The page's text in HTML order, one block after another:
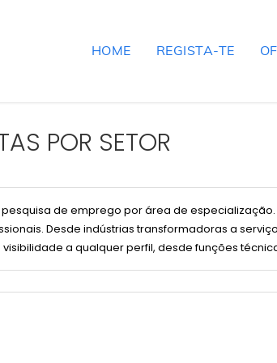
HOME REGISTA-TE
POR SETOR
de emprego por área de
Desde indústrias transformadoras a
a qualquer perfil, desde funções